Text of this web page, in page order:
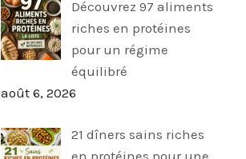
Découvrez 97 aliments
riches en protéines
pour un régime
équilibré
août 6, 2026
21 dîners sains riches